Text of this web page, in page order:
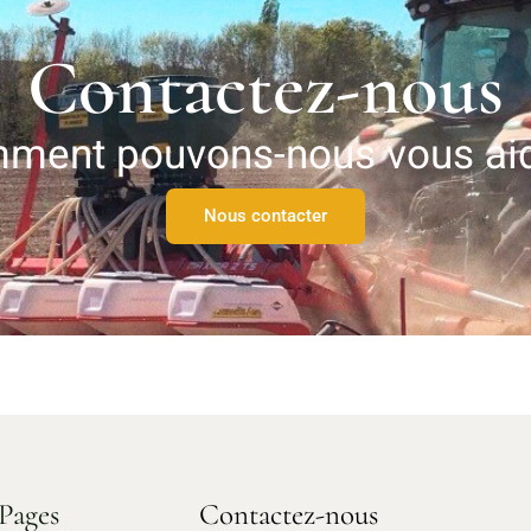
Contactez-nous
pouvons-nous vous
Nous contacter
Contactez-nous